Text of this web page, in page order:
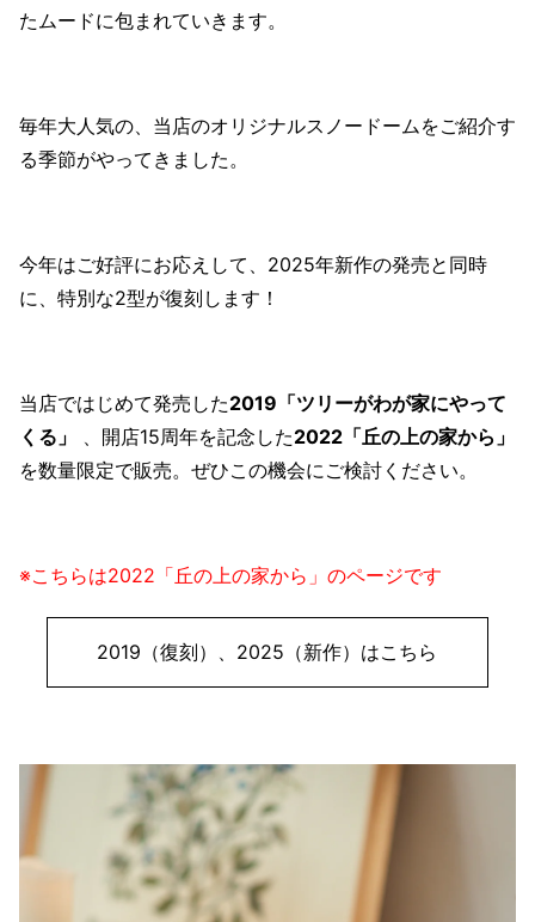
たムードに包まれていきます。
毎年大人気の、当店のオリジナルスノードームをご紹介す
る季節がやってきました。
今年はご好評にお応えして、2025年新作の発売と同時
に、特別な2型が復刻します！
当店ではじめて発売した2019「ツリーがわが家にやって
くる」
、開店15周年を記念した2022「丘の上の家から」
を数量限定で販売。ぜひこの機会にご検討ください。
※こちらは2022「丘の上の家から」のページです
2019（復刻）、2025（新作）はこちら